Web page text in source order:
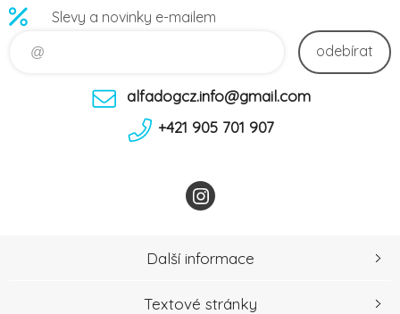
Slevy a novinky e-mailem
odebírat
alfadogcz.info@gmail.com
+421 905 701 907
Další informace
Textové stránky